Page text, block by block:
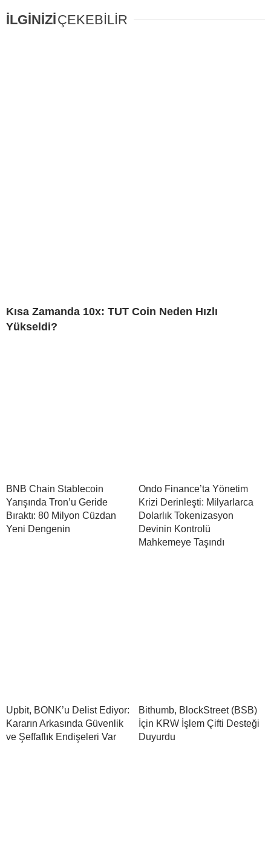
İLGİNİZİÇEKEBİLİR
Kısa Zamanda 10x: TUT Coin Neden Hızlı
Yükseldi?
BNB Chain Stablecoin
Yarışında Tron’u Geride
Bıraktı: 80 Milyon Cüzdan
Yeni Dengenin
Ondo Finance’ta Yönetim
Krizi Derinleşti: Milyarlarca
Dolarlık Tokenizasyon
Devinin Kontrolü
Mahkemeye Taşındı
Upbit, BONK’u Delist Ediyor:
Kararın Arkasında Güvenlik
ve Şeffaflık Endişeleri Var
Bithumb, BlockStreet (BSB)
İçin KRW İşlem Çifti Desteği
Duyurdu